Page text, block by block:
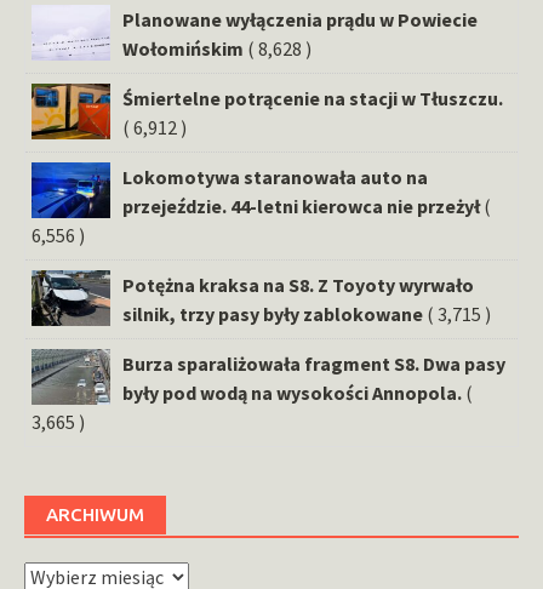
Planowane wyłączenia prądu w Powiecie
Wołomińskim ( 8,628 )
Śmiertelne potrącenie na stacji w Tłuszczu.
( 6,912 )
Lokomotywa staranowała auto na
przejeździe. 44-letni kierowca nie przeżył (
6,556 )
Potężna kraksa na S8. Z Toyoty wyrwało
silnik, trzy pasy były zablokowane ( 3,715 )
Burza sparaliżowała fragment S8. Dwa pasy
były pod wodą na wysokości Annopola. (
3,665 )
ARCHIWUM
Archiwum